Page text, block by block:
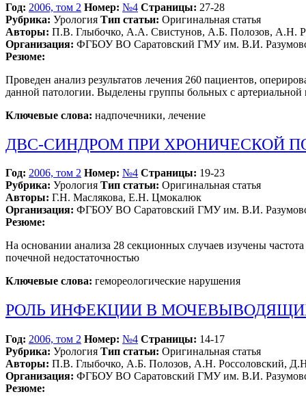
Год: 2006, том 2 Номер: №4 Страницы: 27-28
Рубрика: Урология Тип статьи: Оригинальная статья
Авторы: П.В. Глыбочко, А.А. Свистунов, А.Б. Полозов, А.Н.
Организация: ФГБОУ ВО Саратовский ГМУ им. В.И.
Резюме:
Проведен анализ результатов лечения 260 пациентов,
данной патологии. Выделены группы больных с артериальной
Ключевые слова: надпочечники, лечение
ДВС-СИНДРОМ ПРИ ХРОНИЧЕСКОЙ
Год: 2006, том 2 Номер: №4 Страницы: 19-23
Рубрика: Урология Тип статьи: Оригинальная статья
Авторы: Г.Н. Маслякова, Е.Н. Цмокалюк
Организация: ФГБОУ ВО Саратовский ГМУ им. В.И.
Резюме:
На основании анализа 28 секционных случаев изучены
почечной недостаточностью
Ключевые слова: гемореологические нарушения
РОЛЬ ИНФЕКЦИИ В
Год: 2006, том 2 Номер: №4 Страницы: 14-17
Рубрика: Урология Тип статьи: Оригинальная статья
Авторы: П.В. Глыбочко, А.Б. Полозов, А.Н. Россоловский,
Организация: ФГБОУ ВО Саратовский ГМУ им. В.И.
Резюме: